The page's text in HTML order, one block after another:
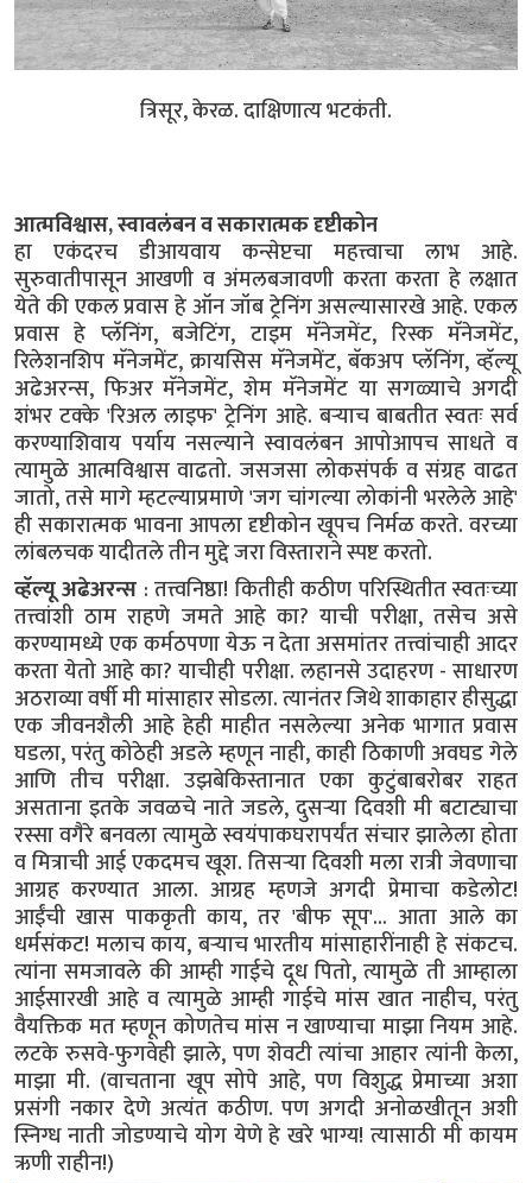
त्रिसूर, केरळ. दाक्षिणात्य भटकंती.
आत्मविश्वास, स्वावलंबन व सकारात्मक दृष्टीकोन
हा एकंदरच डीआयवाय कन्सेप्टचा महत्त्वाचा लाभ आहे.
सुरुवातीपासून आखणी व अंमलबजावणी करता करता हे लक्षात
येते की एकल प्रवास हे ऑन जॉब ट्रेनिंग असल्यासारखे आहे. एकल
प्रवास हे प्लॅनिंग, बजेटिंग, टाइम मॅनेजमेंट, रिस्क मॅनेजमेंट,
रिलेशनशिप मॅनेजमेंट, क्रायसिस मॅनेजमेंट, बॅकअप प्लॅनिंग, व्हॅल्यू
अढेअरन्स, फिअर मॅनेजमेंट, शेम मॅनेजमेंट या सगळ्याचे अगदी
शंभर टक्के 'रिअल लाइफ' ट्रेनिंग आहे. बऱ्याच बाबतीत स्वतः सर्व
करण्याशिवाय पर्याय नसल्याने स्वावलंबन आपोआपच साधते व
त्यामुळे आत्मविश्वास वाढतो. जसजसा लोकसंपर्क व संग्रह वाढत
जातो, तसे मागे म्हटल्याप्रमाणे 'जग चांगल्या लोकांनी भरलेले आहे'
ही सकारात्मक भावना आपला दृष्टीकोन खूपच निर्मळ करते. वरच्या
लांबलचक यादीतले तीन मुद्दे जरा विस्ताराने स्पष्ट करतो.
व्हॅल्यू अढेअरन्स : तत्त्वनिष्ठा! कितीही कठीण परिस्थितीत स्वतःच्या
तत्त्वांशी ठाम राहणे जमते आहे का? याची परीक्षा, तसेच असे
करण्यामध्ये एक कर्मठपणा येऊ न देता असमांतर तत्त्वांचाही आदर
करता येतो आहे का? याचीही परीक्षा. लहानसे उदाहरण - साधारण
अठराव्या वर्षी मी मांसाहार सोडला. त्यानंतर जिथे शाकाहार हीसुद्धा
एक जीवनशैली आहे हेही माहीत नसलेल्या अनेक भागात प्रवास
घडला, परंतु कोठेही अडले म्हणून नाही, काही ठिकाणी अवघड गेले
आणि तीच परीक्षा. उझबेकिस्तानात एका कुटुंबाबरोबर राहत
असताना इतके जवळचे नाते जडले, दुसऱ्या दिवशी मी बटाट्याचा
रस्सा वगैरे बनवला त्यामुळे स्वयंपाकघरापर्यंत संचार झालेला होता
व मित्राची आई एकदमच खूश. तिसऱ्या दिवशी मला रात्री जेवणाचा
आग्रह करण्यात आला. आग्रह म्हणजे अगदी प्रेमाचा कडेलोट!
आईंची खास पाककृती काय, तर 'बीफ सूप'... आता आले का
धर्मसंकट! मलाच काय, बऱ्याच भारतीय मांसाहारींनाही हे संकटच.
त्यांना समजावले की आम्ही गाईचे दूध पितो, त्यामुळे ती आम्हाला
आईसारखी आहे व त्यामुळे आम्ही गाईचे मांस खात नाहीच, परंतु
वैयक्तिक मत म्हणून कोणतेच मांस न खाण्याचा माझा नियम आहे.
लटके रुसवे-फुगवेही झाले, पण शेवटी त्यांचा आहार त्यांनी केला,
माझा मी. (वाचताना खूप सोपे आहे, पण विशुद्ध प्रेमाच्या अशा
प्रसंगी नकार देणे अत्यंत कठीण. पण अगदी अनोळखीतून अशी
स्निग्ध नाती जोडण्याचे योग येणे हे खरे भाग्य! त्यासाठी मी कायम
ऋणी राहीन!)